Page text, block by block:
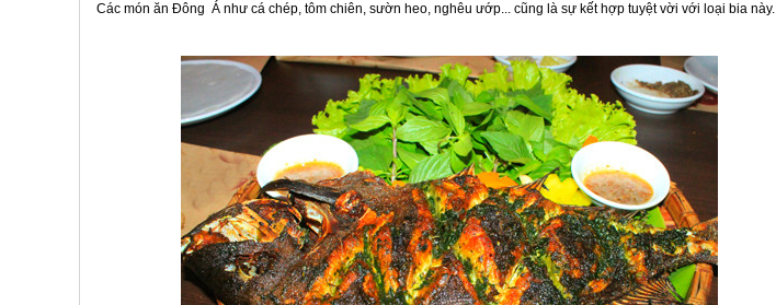
Các món ăn Đông Á như cá chép, tôm chiên, sườn heo, nghêu ướp... cũng là sự kết hợp tuyệt vời với loại bia này.